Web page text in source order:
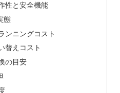
性と安全機能
態
ンニングコスト
替えコスト
の目安